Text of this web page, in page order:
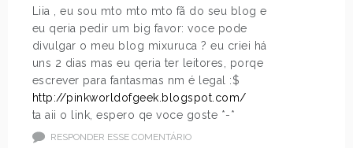
Liia , eu sou mto mto mto fã do seu blog e
eu qeria pedir um big favor: voce pode
divulgar o meu blog mixuruca ? eu criei há
uns 2 dias mas eu qeria ter leitores, porqe
escrever para fantasmas nm é legal :$
http://pinkworldofgeek.blogspot.com/
ta aii o link, espero qe voce goste *-*
RESPONDER ESSE COMENTÁRIO